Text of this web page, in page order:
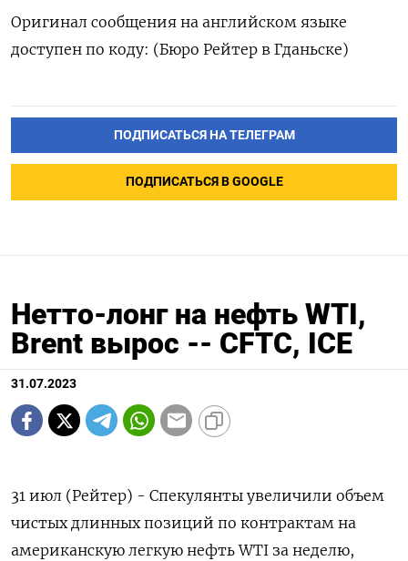
Оригинал сообщения на английском языке
доступен по коду: (Бюро Рейтер в Гданьске)
ПОДПИСАТЬСЯ НА ТЕЛЕГРАМ
ПОДПИСАТЬСЯ В GOOGLE
Нетто-лонг на нефть WTI,
Brent вырос -- CFTC, ICE
31.07.2023
31 июл (Рейтер) - Спекулянты увеличили объем
чистых длинных позиций по контрактам на
американскую легкую нефть WTI за неделю,